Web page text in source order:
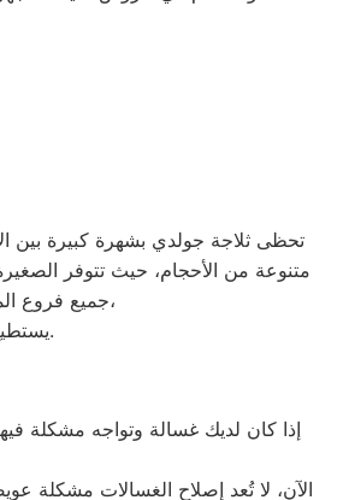
تحظى ثلاجة جولدي بشهرة كبيرة بين
جميع فروع المحافظات، بهدف توفير الأقرب إليك في جميع الأوقات. نظراً لتوفر الخدمة الفنية لصيانة ثلاجات جولدي في منطقة منوف بأكثر من رقم،
يستطيع خدمة العملاء جولدي التواصل معنا عبر الأرقام التالية: 01220261030 – 02357100080 – 0235699066 – 01010916814.
إذا كان لديك غسالة وتواجه مشكلة
الآن، لا تُعد إصلاح الغسالات مشكلة